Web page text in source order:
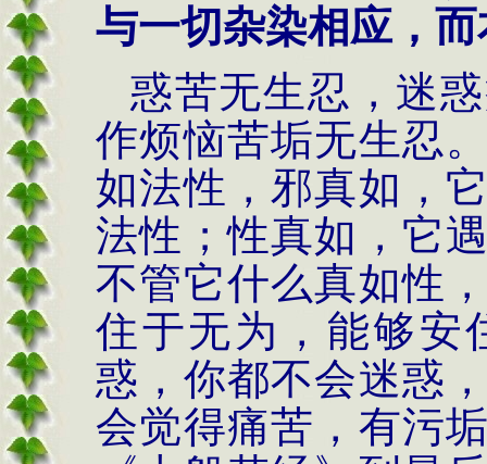
与一切杂染相应，
惑苦无生忍，迷
作烦恼苦垢无生忍
如法性，邪真如，
法性；性真如，它
不管它什么真如性
住于无为，能够安
惑，你都不会迷惑
会觉得痛苦，有污